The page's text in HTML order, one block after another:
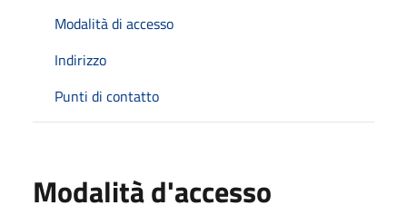
Modalità di accesso
Indirizzo
Punti di contatto
Modalità d'accesso